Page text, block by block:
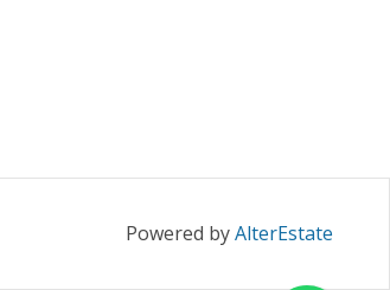
Powered byAlterEstate